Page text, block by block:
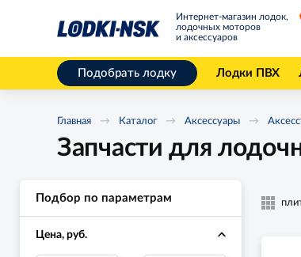
Интернет-магазин лодок,
лодочных моторов
и аксессуаров
Подобрать лодку Лодки ПВХ
Главная Каталог Аксессуары
Запчасти для
Подбор по параметрам
Цена, руб.